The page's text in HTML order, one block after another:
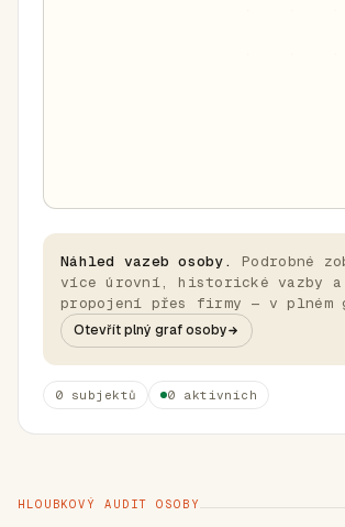
Náhled vazeb osoby.
Podrobné
více úrovní, historické vazby a
propojení přes firmy — v plném
Otevřít plný graf osoby
0 subjektů 0 aktivních
HLOUBKOVÝ AUDIT OSOBY